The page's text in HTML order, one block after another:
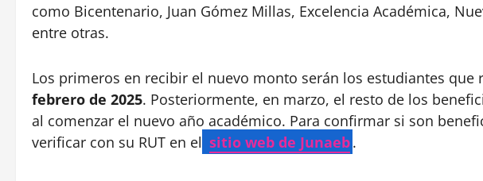
como Bicentenario, Juan Gómez Millas, Excelencia Académica,
entre otras.
Los primeros en recibir el nuevo monto serán los estudiantes que
febrero de 2025. Posteriormente, en marzo, el resto de los
al comenzar el nuevo año académico. Para confirmar si son
verificar con su RUT en el sitio web de Junaeb.